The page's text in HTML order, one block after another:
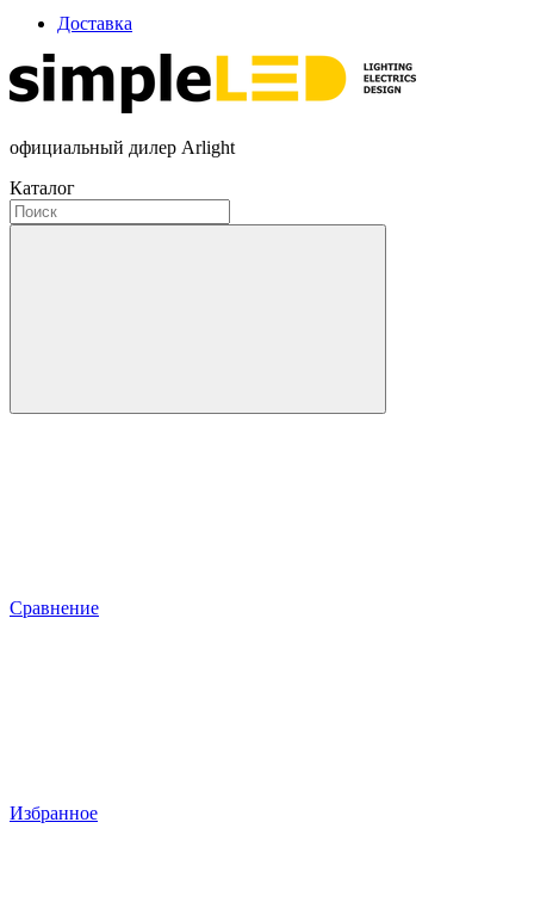
Доставка
официальный дилер Arlight
Каталог
Сравнение
Избранное